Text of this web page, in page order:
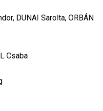
DUNAI Sarolta, ORBÁN
Csaba